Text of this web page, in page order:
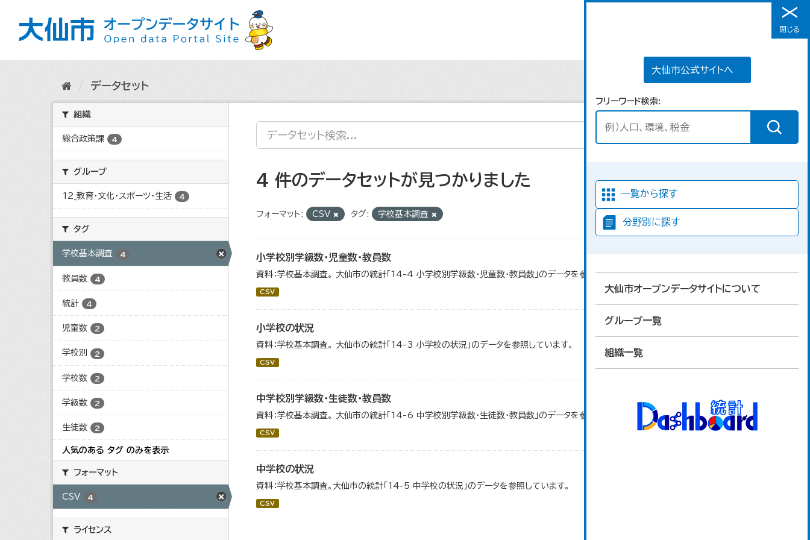
メニュー
大仙市公式サイトへ
フリーワード検索
一覧から探す
分野別に探す
大仙市オープンデータサイトについて
グループ一覧
組織一覧
閉じる
データセット
組織
総合政策課 4
グループ
12_教育・文化・スポーツ・生活 4
タグ
学校基本調査 4
教員数 4
統計 4
児童数 2
学校別 2
学校数 2
学級数 2
生徒数 2
人気のある タグ のみを表示
フォーマット
CSV 4
ライセンス
4 件のデータセットが見つかりました
フォーマット: CSV タグ: 学校基本調査
小学校別学級数・児童数・教員数
資料：学校基本調査。 大仙市の統計「14-4 小学校別学級数・児童数・教員数」のデータを参照しています。
CSV
小学校の状況
資料：学校基本調査。 大仙市の統計「14-3 小学校の状況」のデータを参照しています。
CSV
中学校別学級数・生徒数・教員数
資料：学校基本調査。 大仙市の統計「14-6 中学校別学級数・生徒数・教員数」のデータを参照しています。
CSV
中学校の状況
資料：学校基本調査。大仙市の統計「14-5 中学校の状況」のデータを参照しています。
CSV